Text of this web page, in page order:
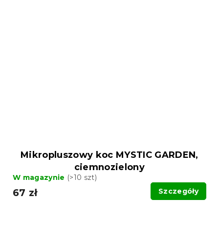
Mikropluszowy koc MYSTIC GARDEN,
ciemnozielony
W magazynie (>10 szt)
67 zł Szczegóły